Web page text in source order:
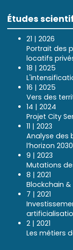
Études
21 | 2026
Portrait des
locatifs
18 | 2025
16 | 2025
Vers des
14 | 2024
Projet City
11 | 2023
Analyse des
l’horizon 2030
9 | 2023
Mutations
8 | 2021
Blockchain
7 | 2021
2 | 2021
Les métiers